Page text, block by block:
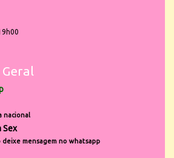
nacional
Sex
deixe mensagem no whatsapp